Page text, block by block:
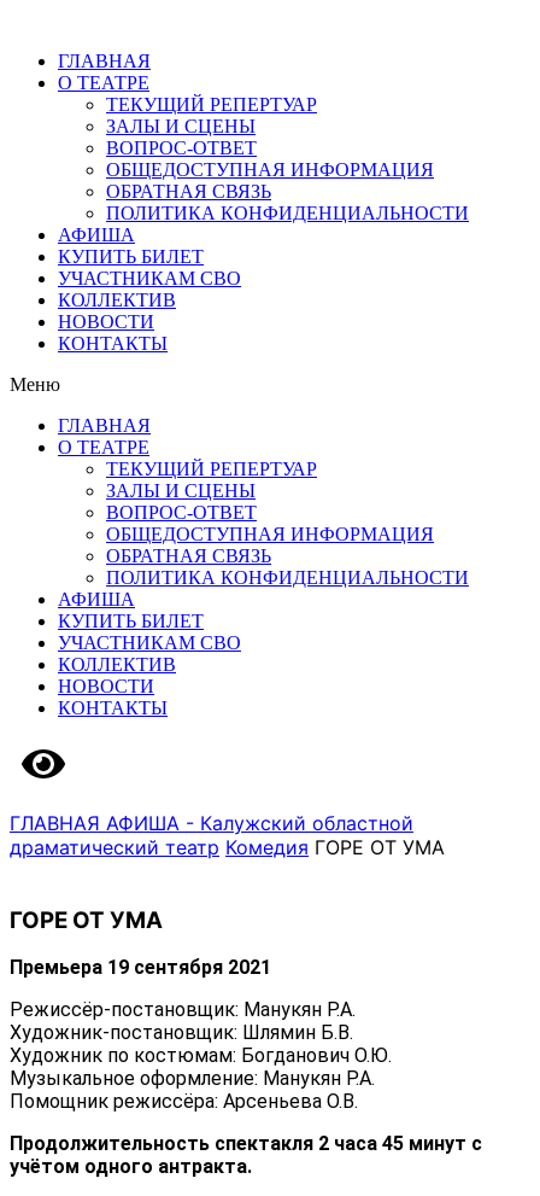
ГЛАВНАЯ
О ТЕАТРЕ
ТЕКУЩИЙ РЕПЕРТУАР
ЗАЛЫ И СЦЕНЫ
ВОПРОС-ОТВЕТ
ОБЩЕДОСТУПНАЯ ИНФОРМАЦИЯ
ОБРАТНАЯ СВЯЗЬ
ПОЛИТИКА КОНФИДЕНЦИАЛЬНОСТИ
АФИША
КУПИТЬ БИЛЕТ
УЧАСТНИКАМ СВО
КОЛЛЕКТИВ
НОВОСТИ
КОНТАКТЫ
Меню
ГЛАВНАЯ
О ТЕАТРЕ
ТЕКУЩИЙ РЕПЕРТУАР
ЗАЛЫ И СЦЕНЫ
ВОПРОС-ОТВЕТ
ОБЩЕДОСТУПНАЯ ИНФОРМАЦИЯ
ОБРАТНАЯ СВЯЗЬ
ПОЛИТИКА КОНФИДЕНЦИАЛЬНОСТИ
АФИША
КУПИТЬ БИЛЕТ
УЧАСТНИКАМ СВО
КОЛЛЕКТИВ
НОВОСТИ
КОНТАКТЫ
ГЛАВНАЯ АФИША - Калужский областной
драматический театр Комедия ГОРЕ ОТ УМА
ГОРЕ ОТ УМА
Премьера 19 сентября 2021
Режиссёр-постановщик: Манукян Р.А.
Художник-постановщик: Шлямин Б.В.
Художник по костюмам: Богданович О.Ю.
Музыкальное оформление: Манукян Р.А.
Помощник режиссёра: Арсеньева О.В.
Продолжительность спектакля 2 часа 45 минут с
учётом одного антракта.